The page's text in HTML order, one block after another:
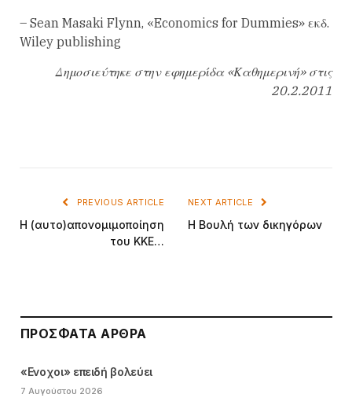
– Sean Masaki Flynn, «Economics for Dummies» εκδ.
Wiley publishing
Δημοσιεύτηκε στην εφημερίδα «Καθημερινή» στις
20.2.2011
PREVIOUS ARTICLE
Η (αυτο)απονομιμοποίηση
του ΚΚΕ…
NEXT ARTICLE
Η Βουλή των δικηγόρων
ΠΡΌΣΦΑΤΑ ΆΡΘΡΑ
«Ενοχοι» επειδή βολεύει
7 Αυγούστου 2026